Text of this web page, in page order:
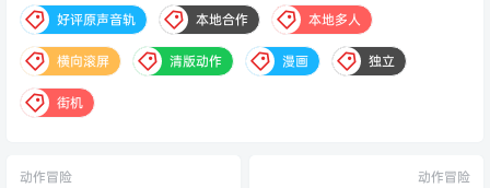
好评原声音轨 本地合作 本地多人
横向滚屏 清版动作 漫画 独立
街机
动作冒险 动作冒险